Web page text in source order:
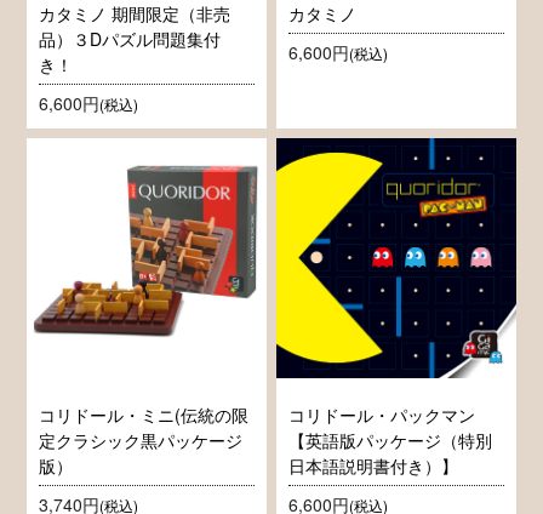
カタミノ 期間限定（非売
品）３Dパズル問題集付
き！
6,600円(税込)
カタミノ
6,600円(税込)
コリドール・ミニ(伝統の限
定クラシック黒パッケージ
版）
3,740円(税込)
コリドール・パックマン
【英語版パッケージ（特別
日本語説明書付き）】
6,600円(税込)